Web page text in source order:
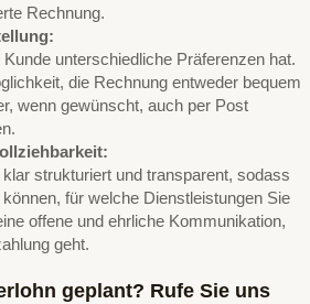
Rechnung.
unterschiedliche Präferenzen hat.
die Rechnung entweder bequem
wenn gewünscht, auch per Post
strukturiert und transparent, sodass
für welche Dienstleistungen Sie
offene und ehrliche Kommunikation,
geht.
geplant? Rufe Sie uns